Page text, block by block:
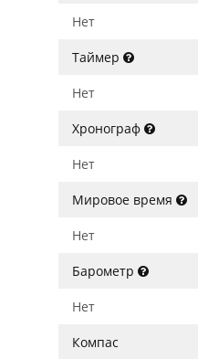
Нет
Таймер
Нет
Хронограф
Нет
Мировое время
Нет
Барометр
Нет
Компас